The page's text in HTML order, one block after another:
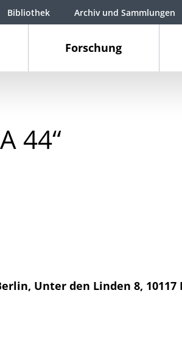
Forschung
Bibliothek Archiv und Sammlungen
44“
Unter den Linden 8, 10117